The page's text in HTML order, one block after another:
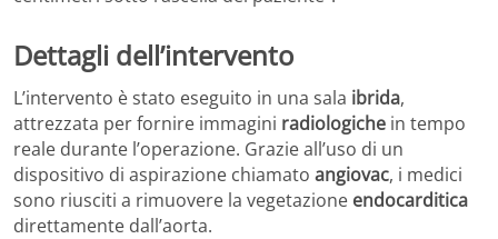
Dettagli dell’intervento
L’intervento è stato eseguito in una sala ibrida,
attrezzata per fornire immagini radiologiche in tempo
reale durante l’operazione. Grazie all’uso di un
dispositivo di aspirazione chiamato angiovac, i medici
sono riusciti a rimuovere la vegetazione endocarditica
direttamente dall’aorta.